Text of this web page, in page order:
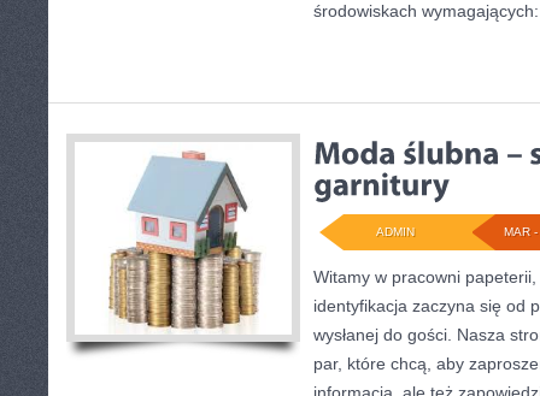
środowiskach
MAR
ADMIN
Witamy w pracowni
identyfikacja zaczyna się od
wysłanej do gości. Nasza
par, które chcą, aby